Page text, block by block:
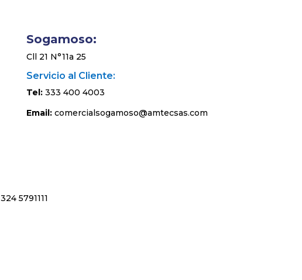
Sogamoso:
Cll 21 N°11a 25
Servicio al Cliente:
Tel:333 400 4003
Email:comercialsogamoso@amtecsas.com
324 5791111